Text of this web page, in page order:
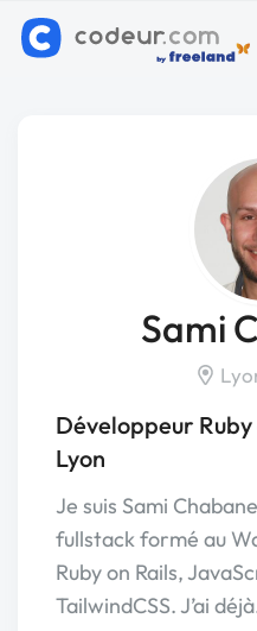
Sami
Développeur
Lyon
Je suis Sami
fullstack formé au
Ruby on Rails,
TailwindCSS. J’ai